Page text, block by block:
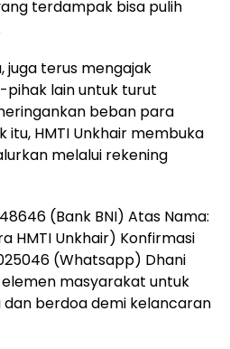
terdampak bisa pulih
juga terus mengajak
lain untuk turut
beban para
itu, HMTI Unkhair membuka
melalui rekening
(Bank BNI) Atas Nama:
HMTI Unkhair) Konfirmasi
(Whatsapp) Dhani
masyarakat untuk
berdoa demi kelancaran